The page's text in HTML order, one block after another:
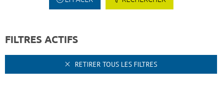
FILTRES ACTIFS
RETIRER TOUS LES FILTRES